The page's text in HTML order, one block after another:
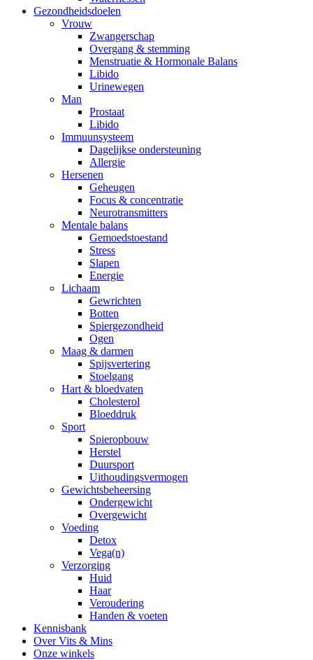
Gezondheidsdoelen
Vrouw
Zwangerschap
Overgang & stemming
Menstruatie & Hormonale Balans
Libido
Urinewegen
Man
Prostaat
Libido
Immuunsysteem
Dagelijkse ondersteuning
Allergie
Hersenen
Geheugen
Focus & concentratie
Neurotransmitters
Mentale balans
Gemoedstoestand
Stress
Slapen
Energie
Lichaam
Gewrichten
Botten
Spiergezondheid
Ogen
Maag & darmen
Spijsvertering
Stoelgang
Hart & bloedvaten
Cholesterol
Bloeddruk
Sport
Spieropbouw
Herstel
Duursport
Uithoudingsvermogen
Gewichtsbeheersing
Ondergewicht
Overgewicht
Voeding
Detox
Vega(n)
Verzorging
Huid
Haar
Veroudering
Handen & voeten
Kennisbank
Over Vits & Mins
Onze winkels